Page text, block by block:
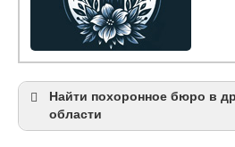
Найти похоронное бюро в
области